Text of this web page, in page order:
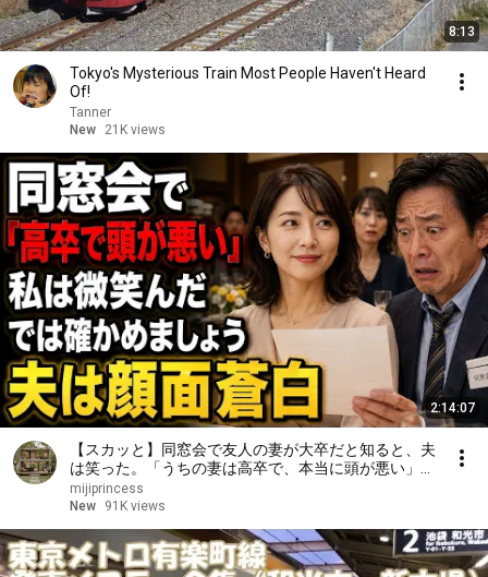
8:13
Tokyo's Mysterious Train Most People Haven't Heard
Of!
Tanner
New
21K views
2:14:07
【スカッと】同窓会で友人の妻が大卒だと知ると、夫
は笑った。「うちの妻は高卒で、本当に頭が悪い」私
は微笑んだ。「では、どちらが愚かか確かめましょ
う」――数分後、夫は顔面蒼白になった……。
mijiprincess
New
91K views